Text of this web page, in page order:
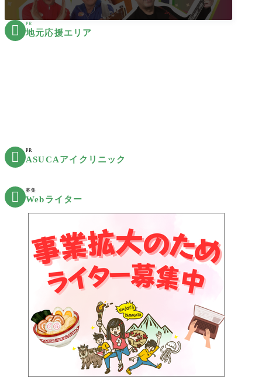
 PR
地元応援エリア
 PR
ASUCAアイクリニック
 募集
Webライター